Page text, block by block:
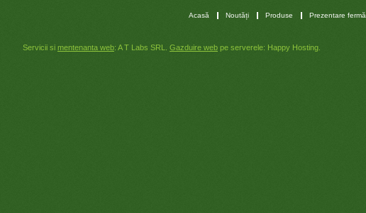
Acasă Noutăți Produse Prezentare fermă
Servicii si mentenanta web: A T Labs SRL. Gazduire web pe serverele: Happy Hosting.